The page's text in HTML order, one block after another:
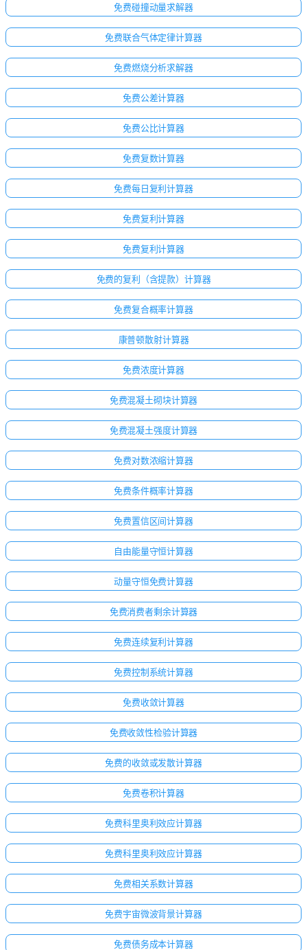
免费碰撞动量求解器
免费联合气体定律计算器
免费燃烧分析求解器
免费公差计算器
免费公比计算器
免费复数计算器
免费每日复利计算器
免费复利计算器
免费复利计算器
免费的复利（含提款）计算器
免费复合概率计算器
康普顿散射计算器
免费浓度计算器
免费混凝土砌块计算器
免费混凝土强度计算器
免费对数浓缩计算器
免费条件概率计算器
免费置信区间计算器
自由能量守恒计算器
动量守恒免费计算器
免费消费者剩余计算器
免费连续复利计算器
免费控制系统计算器
免费收敛计算器
免费收敛性检验计算器
免费的收敛或发散计算器
免费卷积计算器
免费科里奥利效应计算器
免费科里奥利效应计算器
免费相关系数计算器
免费宇宙微波背景计算器
免费债务成本计算器